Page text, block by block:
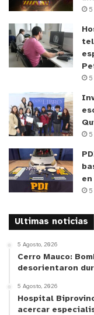
y tú, ¿qué opinas?
5
5
5
5
Ultimas noticias
5 Agosto, 2026
Cerro Mauco:
desorientaron
5 Agosto, 2026
Hospital
acercar